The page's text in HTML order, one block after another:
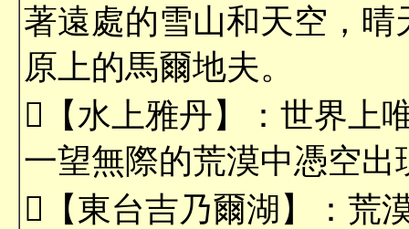
著遠處的雪山和天空，
原上的馬爾地夫。
【水上雅丹】：世界上
一望無際的荒漠中憑空出
【東台吉乃爾湖】：荒